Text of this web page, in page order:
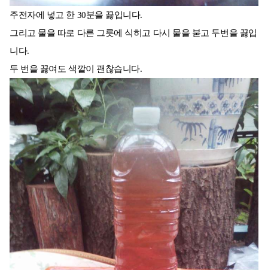
주전자에 넣고 한 30분을 끓입니다.
그리고 물을 따로 다른 그릇에 식히고 다시 물을 붇고 두번을 끓입
니다.
두 번을 끓여도 색깔이 괜찮습니다.